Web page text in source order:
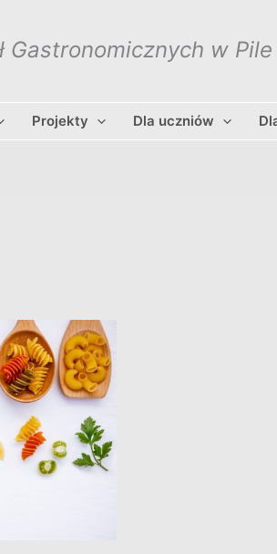
Gastronomicznych w Pile
Projekty Dla uczniów